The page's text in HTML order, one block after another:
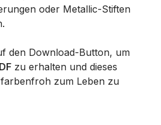
oder Metallic-Stiften
den Download-Button, um
zu erhalten und dieses
zum Leben zu